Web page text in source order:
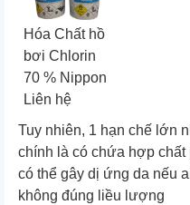
Hóa Chất hồ
bơi Chlorin
70 % Nippon
Liên hệ
Tuy nhiên, 1 hạn chế lớn
chính là có chứa hợp
có thể gây dị ứng da nếu
không đúng liều lượng